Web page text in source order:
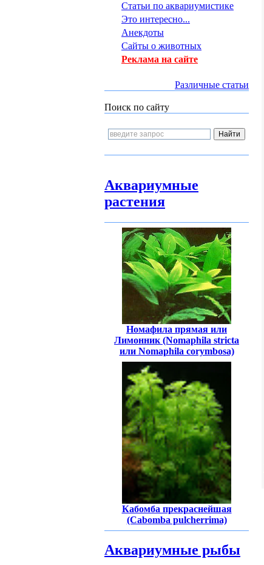
Статьи по аквариумистике
Это интересно...
Анекдоты
Сайты о животных
Реклама на сайте
Различные статьи
Поиск по сайту
Аквариумные
растения
Номафила прямая или
Лимонник (Nomaphila stricta
или Nomaphila corymbosa)
Кабомба прекраснейшая
(Cabomba pulcherrima)
Аквариумные рыбы